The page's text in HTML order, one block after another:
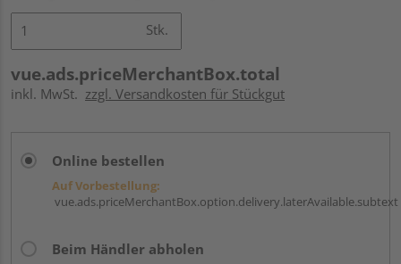
Stk.
vue.ads.priceMerchantBox.total
inkl. MwSt. zzgl. Versandkosten für Stückgut
Online bestellen
Auf Vorbestellung:
vue.ads.priceMerchantBox.option.delivery.laterAvailable.subtext
Beim Händler abholen